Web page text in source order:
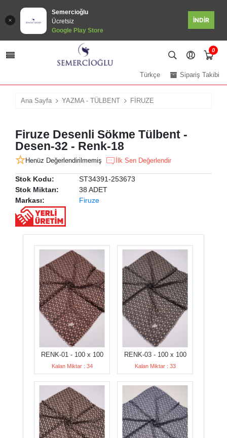
Semercioğlu
Ücretsiz
Google Play Store
İNDİR
0
Sipariş Takibi
Türkçe
Ana Sayfa YAZMA - TÜLBENT FİRUZE
Firuze Desenli Sökme Tülbent -
Desen-32 - Renk-18
Henüz Değerlendirilmemiş İlk Sen Değerlendir
Stok Kodu:
ST34391-253673
Stok Miktarı:
38 ADET
Markası:
Firuze
RENK-01 - 100 x 100
Kalan Miktar : 34
RENK-03 - 100 x 100
Kalan Miktar : 33